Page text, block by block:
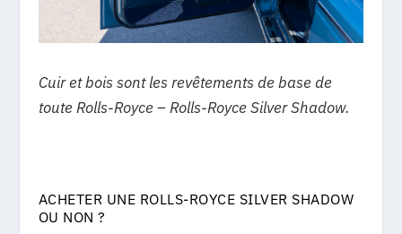
Cuir et bois sont les revêtements de base de
toute Rolls-Royce – Rolls-Royce Silver Shadow.
ACHETER UNE ROLLS-ROYCE SILVER SHADOW
OU NON ?